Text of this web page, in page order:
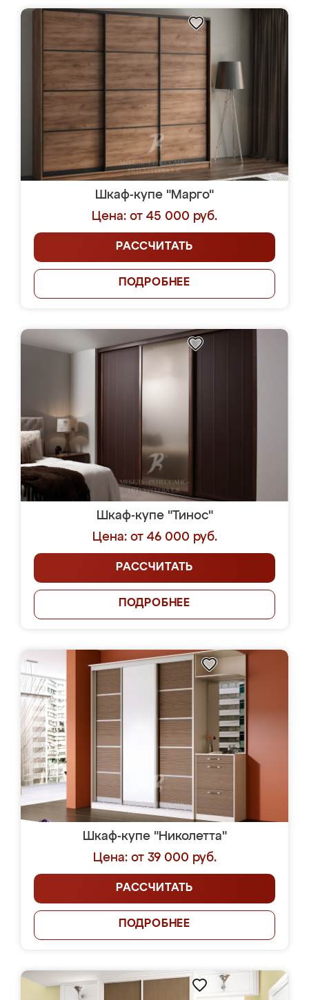
Шкаф-купе "Марго"
Цена: от 45 000 руб.
РАССЧИТАТЬ
ПОДРОБНЕЕ
Шкаф-купе "Тинос"
Цена: от 46 000 руб.
РАССЧИТАТЬ
ПОДРОБНЕЕ
Шкаф-купе "Николетта"
Цена: от 39 000 руб.
РАССЧИТАТЬ
ПОДРОБНЕЕ